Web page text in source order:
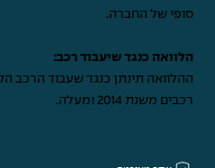
סופי של החברה.
הלוואה כנגד שיעבוד רכב:
ההלוואה תינתן כנגד שעבוד הרכב
רכבים משנת 2014 ומעלה.